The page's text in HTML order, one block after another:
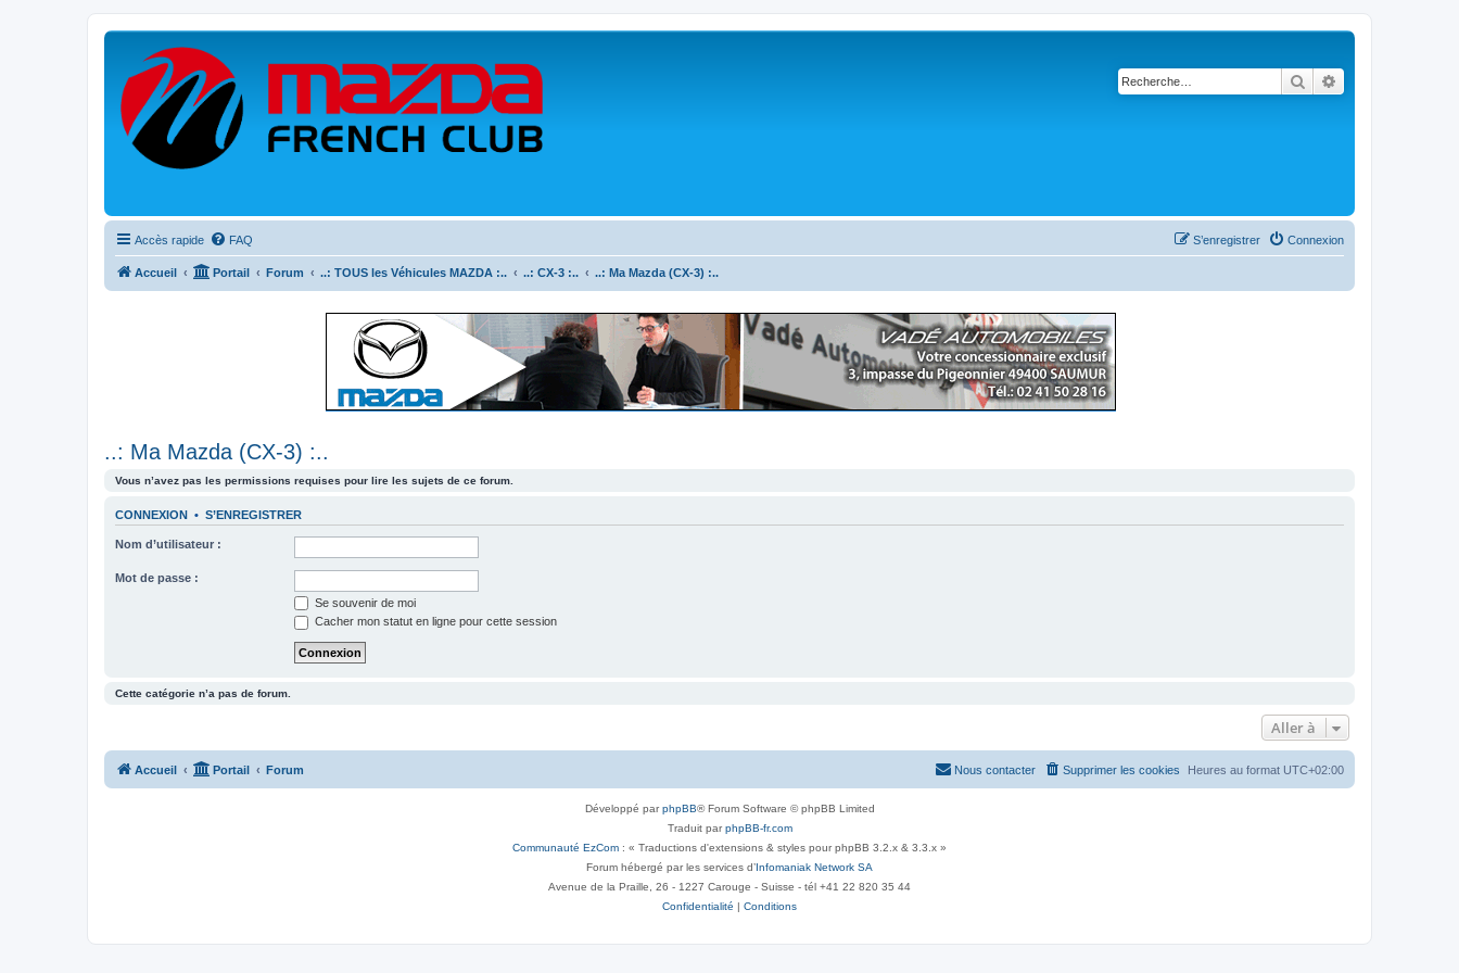
Rechercher
Accès rapide FAQ Connexion
S’enregistrer
Accueil Portail Forum ..: TOUS les Véhicules MAZDA :.. ..: CX-3 :.. ..: Ma Mazda (CX-3) :..
..: Ma Mazda (CX-3) :..
Vous n’avez pas les permissions requises pour lire les sujets de ce forum.
CONNEXION • S’ENREGISTRER
Nom d’utilisateur :
Mot de passe :
Se souvenir de moi
Cacher mon statut en ligne pour cette session
Cette catégorie n’a pas de forum.
Aller à
Accueil Portail Forum Heures au format UTC+02:00
Supprimer les cookies
Nous contacter
Développé parphpBB® Forum Software © phpBB Limited
Traduit parphpBB-fr.com
Communauté EzCom : « Traductions d'extensions & styles pour phpBB 3.2.x & 3.3.x »
Forum hébergé par les services d’Infomaniak Network SA
Avenue de la Praille, 26 - 1227 Carouge - Suisse - tél +41 22 820 35 44
Confidentialité | Conditions